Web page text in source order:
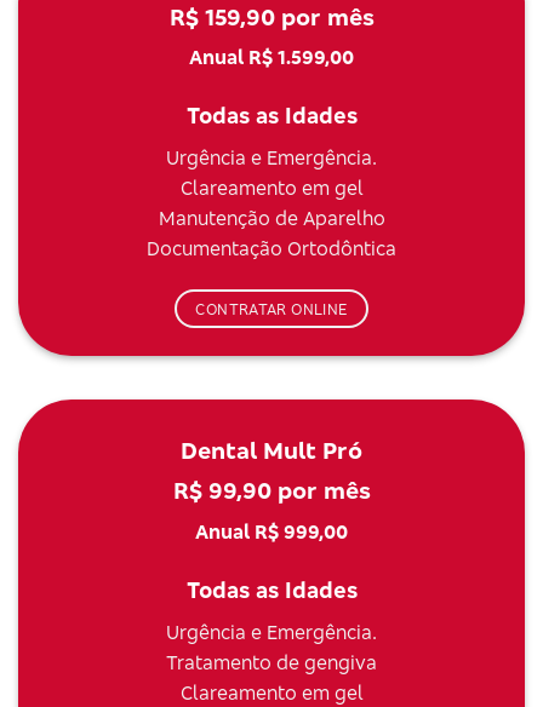
R$ 159,90 por mês
Anual R$ 1.599,00
Todas as Idades
Urgência e Emergência.
Clareamento em gel
Manutenção de Aparelho
Documentação Ortodôntica
CONTRATAR ONLINE
Dental Mult Pró
R$ 99,90 por mês
Anual R$ 999,00
Todas as Idades
Urgência e Emergência.
Tratamento de gengiva
Clareamento em gel